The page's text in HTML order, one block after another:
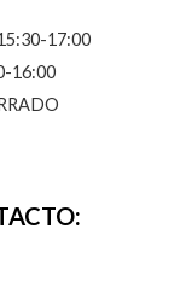
17:00
16:00